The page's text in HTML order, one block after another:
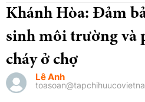
Khánh Hòa: Đảm
sinh môi trường và
cháy ở chợ
Lê Anh